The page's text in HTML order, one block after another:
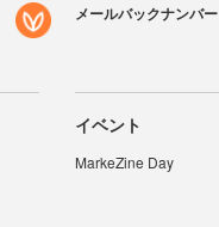
メールバックナンバー
イベント
MarkeZine Day